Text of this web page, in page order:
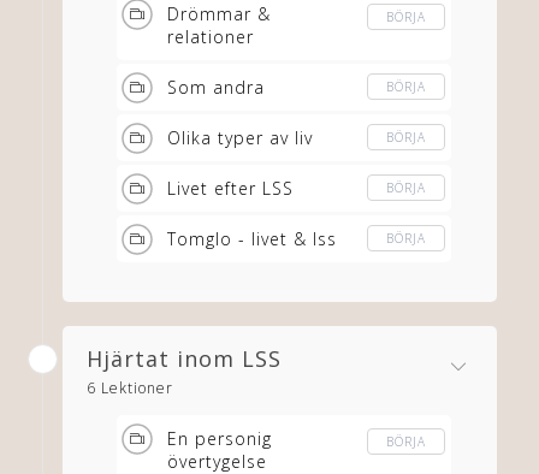
Drömmar &
relationer
BÖRJA
Som andra BÖRJA
Olika typer av liv BÖRJA
Livet efter LSS BÖRJA
Tomglo - livet & lss BÖRJA
Hjärtat inom LSS
6 Lektioner
En personig
övertygelse
BÖRJA